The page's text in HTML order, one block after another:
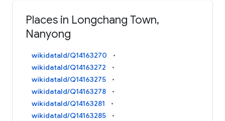
Places in Longchang Town,
Nanyong
wikidataId/Q14163270
wikidataId/Q14163272
wikidataId/Q14163275
wikidataId/Q14163278
wikidataId/Q14163281
wikidataId/Q14163285